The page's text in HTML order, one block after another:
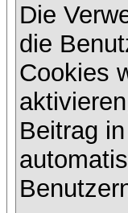
Die
die
Cookies
Beitrag